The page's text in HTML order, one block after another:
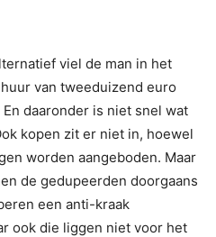
viel de man in het
van tweeduizend euro
daaronder is niet snel wat
kopen zit er niet in, hoewel
worden aangeboden. Maar
de gedupeerden doorgaans
een anti-kraak
ook die liggen niet voor het